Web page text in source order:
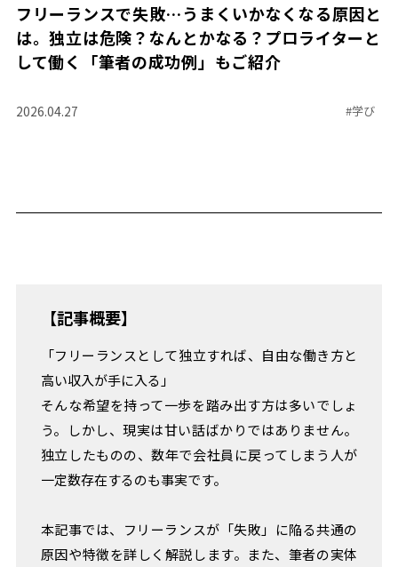
即
戦
力
材
ル
践
か
ら
ぶ、
人
事
ヒ
ン
EVENT
REPORT
フリーランスで失敗…うまくいかなくなる原因と
は。独立は危険？なんとかなる？プロライターと
して働く「筆者の成功例」もご紹介
2026.04.27 #学び
【記事概要】
「フリーランスとして独立すれば、自由な働き方と
高い収入が手に入る」
そんな希望を持って一歩を踏み出す方は多いでしょ
う。しかし、現実は甘い話ばかりではありません。
独立したものの、数年で会社員に戻ってしまう人が
一定数存在するのも事実です。
本記事では、フリーランスが「失敗」に陥る共通の
原因や特徴を詳しく解説します。また、筆者の実体